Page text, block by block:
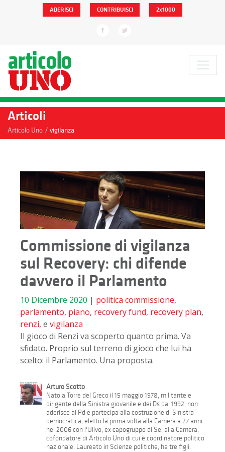
ADERISCI CONTRIBUISCI 2x1000
Articoli
Articolo Uno / vigilanza
Commissione di vigilanza
sul Recovery: chi difende
davvero il Parlamento
10 Dicembre 2020 | politica commissione,
parlamento, piano, recovery fund, recovery plan,
renzi, e vigilanza
Il gioco di Renzi va scoperto quanto prima. Va
sfidato. Proprio sul terreno di gioco che lui ha
scelto: il Parlamento. Una proposta.
Arturo Scotto
Nato a Torre del Greco il 15 maggio 1978, militante e
dirigente della Sinistra giovanile e dei Ds dal 1992, non
aderisce al Pd e partecipa alla costruzione di Sinistra
democratica; eletto la prima volta alla Camera a 27 anni
nel 2006 con l'Ulivo, ex capogruppo di Sel alla Camera,
cofondatore di Articolo Uno di cui è coordinatore politico
nazionale. Laureato in Scienze politiche, ha tre figli.